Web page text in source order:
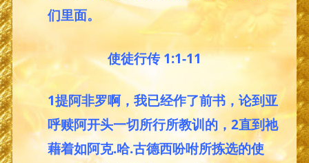
们里面。
使徒行传 1:1-11
1提阿非罗啊，我已经作了前书，论到亚
呼赎阿开头一切所行所教训的，2直到祂
藉着如阿克.哈.古德西吩咐所拣选的使